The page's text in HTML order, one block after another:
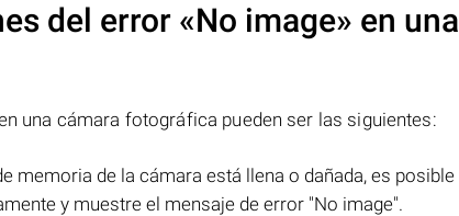
del error «No image» en una
una cámara fotográfica pueden ser las siguientes:
memoria de la cámara está llena o dañada, es posible
y muestre el mensaje de error "No image".